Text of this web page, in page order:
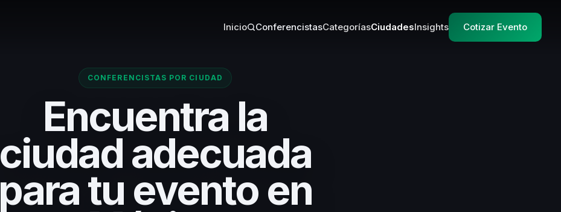
Inicio ConferencistasCategoríasCiudadesInsights Cotizar Evento
CONFERENCISTAS POR CIUDAD
Encuentra la
ciudad adecuada
para tu evento en